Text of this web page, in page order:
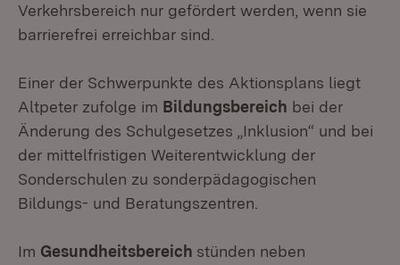
Verkehrsbereich nur gefördert werden, wenn sie
barrierefrei erreichbar sind.
Einer der Schwerpunkte des Aktionsplans liegt
Altpeter zufolge im Bildungsbereich bei der
Änderung des Schulgesetzes „Inklusion“ und bei
der mittelfristigen Weiterentwicklung der
Sonderschulen zu sonderpädagogischen
Bildungs- und Beratungszentren.
Im Gesundheitsbereich stünden neben